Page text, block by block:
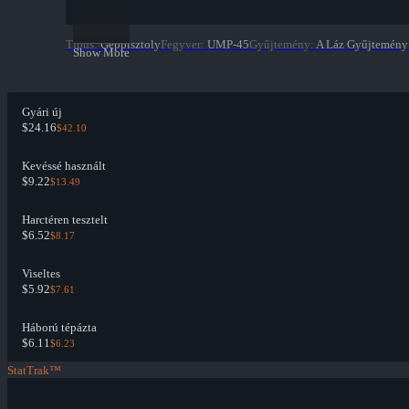
Show More
Típus: GéppisztolyFegyver: UMP-45Gyűjtemény: A Láz Gyűjtemény
Gyári új
$24.16$42.10
Kevéssé használt
$9.22$13.49
Harctéren tesztelt
$6.52$8.17
Viseltes
$5.92$7.61
Háború tépázta
$6.11$6.23
StatTrak™